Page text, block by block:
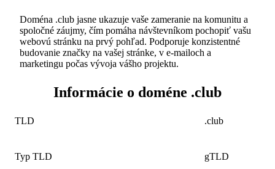
Doména .club jasne ukazuje vaše zameranie na komunitu a
spoločné záujmy, čím pomáha návštevníkom pochopiť vašu
webovú stránku na prvý pohľad. Podporuje konzistentné
budovanie značky na vašej stránke, v e-mailoch a
marketingu počas vývoja vášho projektu.
Informácie o doméne .club
TLD .club
Typ TLD gTLD